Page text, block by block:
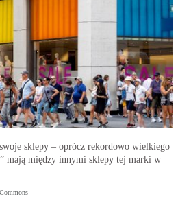
sklepy – oprócz rekordowo wielkiego
mają między innymi sklepy tej marki w